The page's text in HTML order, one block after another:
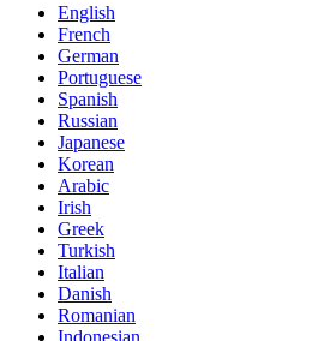
English
French
German
Portuguese
Spanish
Russian
Japanese
Korean
Arabic
Irish
Greek
Turkish
Italian
Danish
Romanian
Indonesian